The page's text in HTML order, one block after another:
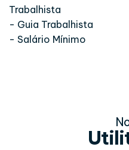
Trabalhista
- Guia Trabalhista
- Salário Mínimo